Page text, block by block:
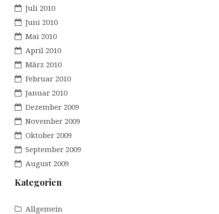
Juli 2010
Juni 2010
Mai 2010
April 2010
März 2010
Februar 2010
Januar 2010
Dezember 2009
November 2009
Oktober 2009
September 2009
August 2009
Kategorien
Allgemein